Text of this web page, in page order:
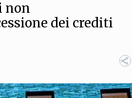
Scienze informatiche,
Architettura, Ingegneria
non
dei crediti